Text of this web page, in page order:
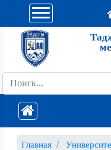
Главная